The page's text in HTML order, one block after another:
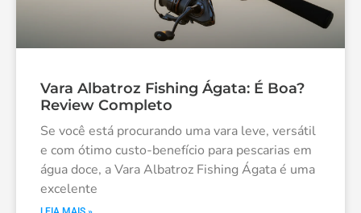
Vara Albatroz Fishing Ágata: É Boa?
Review Completo
Se você está procurando uma vara leve, versátil
e com ótimo custo-benefício para pescarias em
água doce, a Vara Albatroz Fishing Ágata é uma
excelente